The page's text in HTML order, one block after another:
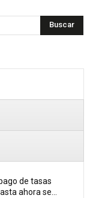
Buscar
de tasas
ahora se...